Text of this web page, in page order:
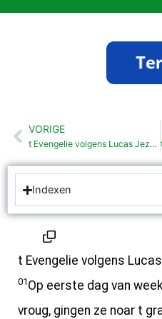
Vorige
VORIGE
t Evengelie volgens Lucas Jezus staarft (23:44-56)
Indexen
t Evengelie volgens
01 Op eerste dag van
vroug, gingen ze noar t